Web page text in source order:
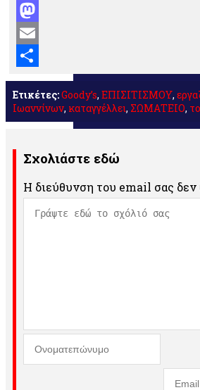
Facebook
Mastodon
Email
Μοιραστείτε
Ετικέτες:Goody’s, ΕΠΙΣΙΤΙΣΜΟΥ,
Ιωαννίνων, καταγγέλλει, ΣΩΜΑΤΕΙΟ,
Σχολιάστε εδώ
Η διεύθυνση του email σας δεν